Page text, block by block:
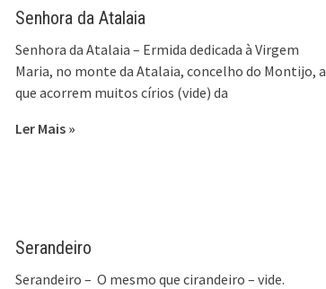
Senhora da Atalaia
Senhora da Atalaia – Ermida dedicada à Virgem
Maria, no monte da Atalaia, concelho do Montijo, a
que acorrem muitos círios (vide) da
Ler Mais »
Serandeiro
Serandeiro – O mesmo que cirandeiro – vide.